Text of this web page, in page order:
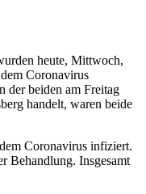
heute, Mittwoch,
Coronavirus
der beiden am Freitag
handelt, waren beide
Coronavirus infiziert.
Behandlung. Insgesamt